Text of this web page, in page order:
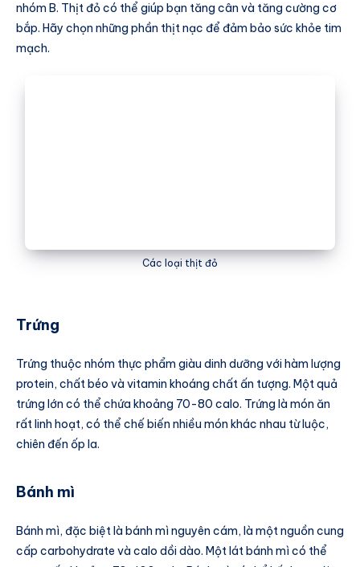
nhóm B. Thịt đỏ có thể giúp bạn tăng cân và tăng cường cơ
bắp. Hãy chọn những phần thịt nạc để đảm bảo sức khỏe tim
mạch.
Các loại thịt đỏ
Trứng
Trứng thuộc nhóm thực phẩm giàu dinh dưỡng với hàm lượng
protein, chất béo và vitamin khoáng chất ấn tượng. Một quả
trứng lớn có thể chứa khoảng 70-80 calo. Trứng là món ăn
rất linh hoạt, có thể chế biến nhiều món khác nhau từ luộc,
chiên đến ốp la.
Bánh mì
Bánh mì, đặc biệt là bánh mì nguyên cám, là một nguồn cung
cấp carbohydrate và calo dồi dào. Một lát bánh mì có thể